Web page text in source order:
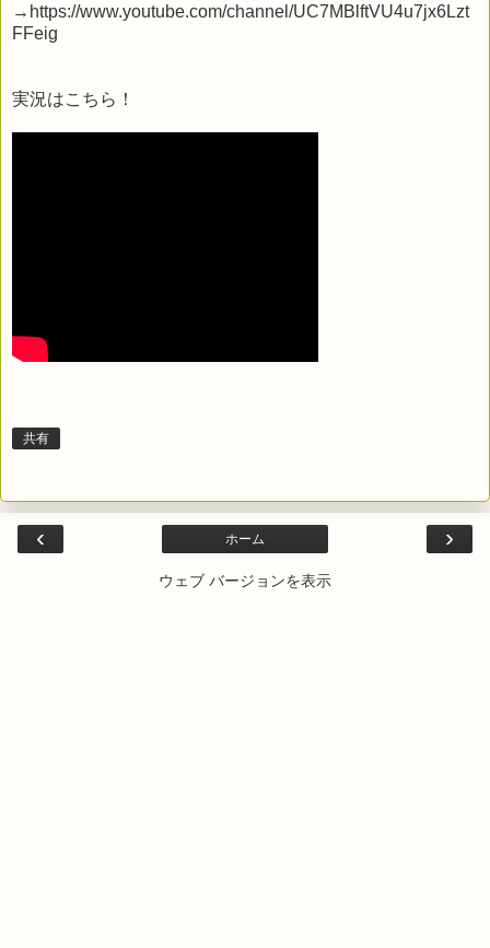
→https://www.youtube.com/channel/UC7MBlftVU4u7jx6Lzt
FFeig
実況はこちら！
共有
‹ ›
ホーム
ウェブ バージョンを表示